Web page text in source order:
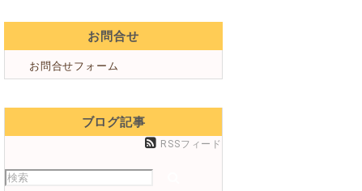
お問合せ
お問合せフォーム
ブログ記事
RSSフィード